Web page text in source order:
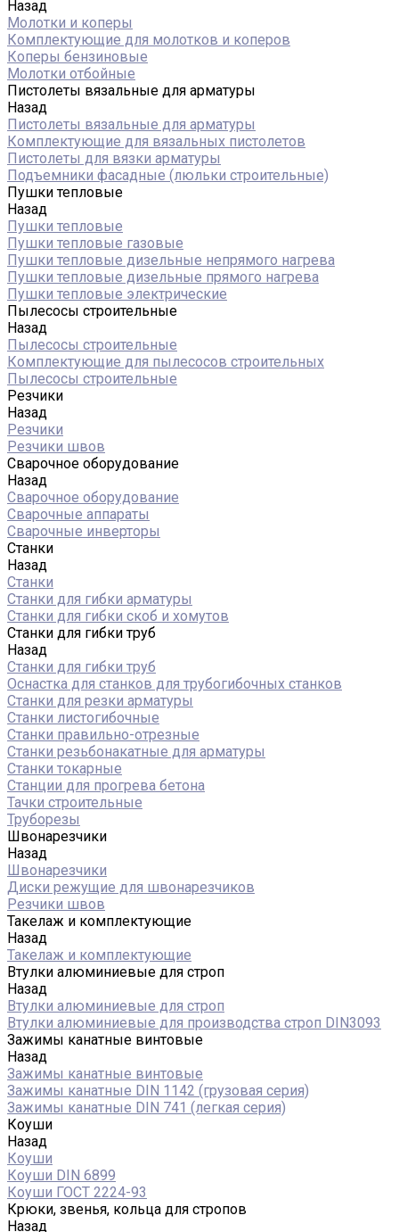
Назад
Молотки и коперы
Комплектующие для молотков и коперов
Коперы бензиновые
Молотки отбойные
Пистолеты вязальные для арматуры
Назад
Пистолеты вязальные для арматуры
Комплектующие для вязальных пистолетов
Пистолеты для вязки арматуры
Подъемники фасадные (люльки строительные)
Пушки тепловые
Назад
Пушки тепловые
Пушки тепловые газовые
Пушки тепловые дизельные непрямого нагрева
Пушки тепловые дизельные прямого нагрева
Пушки тепловые электрические
Пылесосы строительные
Назад
Пылесосы строительные
Комплектующие для пылесосов строительных
Пылесосы строительные
Резчики
Назад
Резчики
Резчики швов
Сварочное оборудование
Назад
Сварочное оборудование
Сварочные аппараты
Сварочные инверторы
Станки
Назад
Станки
Станки для гибки арматуры
Станки для гибки скоб и хомутов
Станки для гибки труб
Назад
Станки для гибки труб
Оснастка для станков для трубогибочных станков
Станки для резки арматуры
Станки листогибочные
Станки правильно-отрезные
Станки резьбонакатные для арматуры
Станки токарные
Станции для прогрева бетона
Тачки строительные
Труборезы
Швонарезчики
Назад
Швонарезчики
Диски режущие для швонарезчиков
Резчики швов
Такелаж и комплектующие
Назад
Такелаж и комплектующие
Втулки алюминиевые для строп
Назад
Втулки алюминиевые для строп
Втулки алюминиевые для производства строп DIN3093
Зажимы канатные винтовые
Назад
Зажимы канатные винтовые
Зажимы канатные DIN 1142 (грузовая серия)
Зажимы канатные DIN 741 (легкая серия)
Коуши
Назад
Коуши
Коуши DIN 6899
Коуши ГОСТ 2224-93
Крюки, звенья, кольца для стропов
Назад